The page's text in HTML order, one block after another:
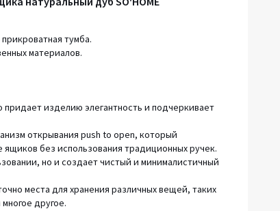
тумба.
материалов.
изделию элегантность и подчеркивает
открывания push to open, который
без использования традиционных ручек.
но и создает чистый и минималистичный
места для хранения различных вещей, таких
другое.